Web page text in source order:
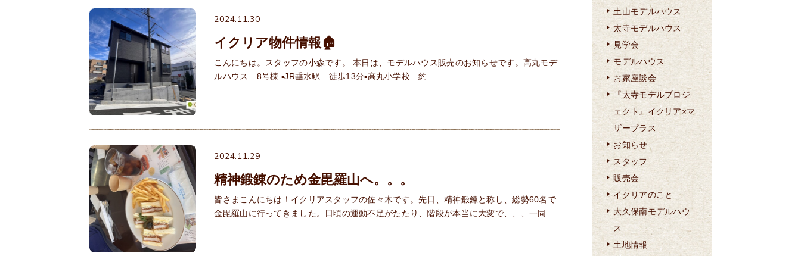
2024.11.30
イクリア物件情報🏠
こんにちは。スタッフの小森です。 本日は、モデルハウス販売のお知らせです。高丸モデ
ルハウス 8号棟 ▪JR垂水駅 徒歩13分▪高丸小学校 約
2024.11.29
精神鍛錬のため金毘羅山へ。。。
皆さまこんにちは！イクリアスタッフの佐々木です。先日、精神鍛錬と称し、総勢60名で
金毘羅山に行ってきました。日頃の運動不足がたたり、階段が本当に大変で、、、一同
土山モデルハウス
太寺モデルハウス
見学会
モデルハウス
お家座談会
『太寺モデルプロジ
ェクト』イクリア×マ
ザープラス
お知らせ
スタッフ
販売会
イクリアのこと
大久保南モデルハウ
ス
土地情報